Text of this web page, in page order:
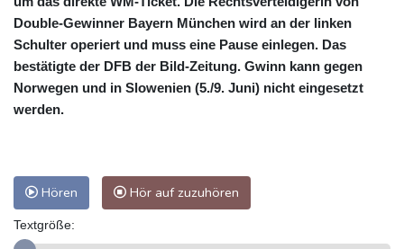
Double-Gewinner Bayern München wird an der linken
Schulter operiert und muss eine Pause einlegen. Das
bestätigte der DFB der Bild-Zeitung. Gwinn kann gegen
Norwegen und in Slowenien (5./9. Juni) nicht eingesetzt
werden.
Hören Hör auf zuzuhören
Textgröße: